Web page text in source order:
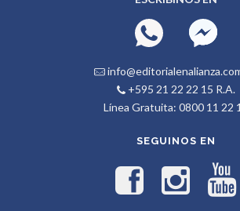
+595 21 22 22 15 R.A.
Línea Gratuita: 0800 11 22
SEGUINOS EN